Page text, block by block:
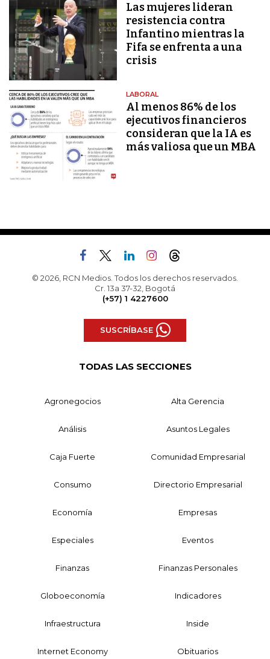
Las mujeres lideran
resistencia contra
Infantino mientras la
Fifa se enfrenta a una
crisis
LABORAL
Al menos 86% de los
ejecutivos financieros
consideran que la IA es
más valiosa que un MBA
© 2026, RCN Medios. Todos los derechos reservados.
Cr. 13a 37-32, Bogotá
(+57) 1 4227600
SUSCRÍBASE
TODAS LAS SECCIONES
Agronegocios Alta Gerencia
Análisis Asuntos Legales
Caja Fuerte Comunidad Empresarial
Consumo Directorio Empresarial
Economía Empresas
Especiales Eventos
Finanzas Finanzas Personales
Globoeconomía Indicadores
Infraestructura Inside
Internet Economy Obituarios